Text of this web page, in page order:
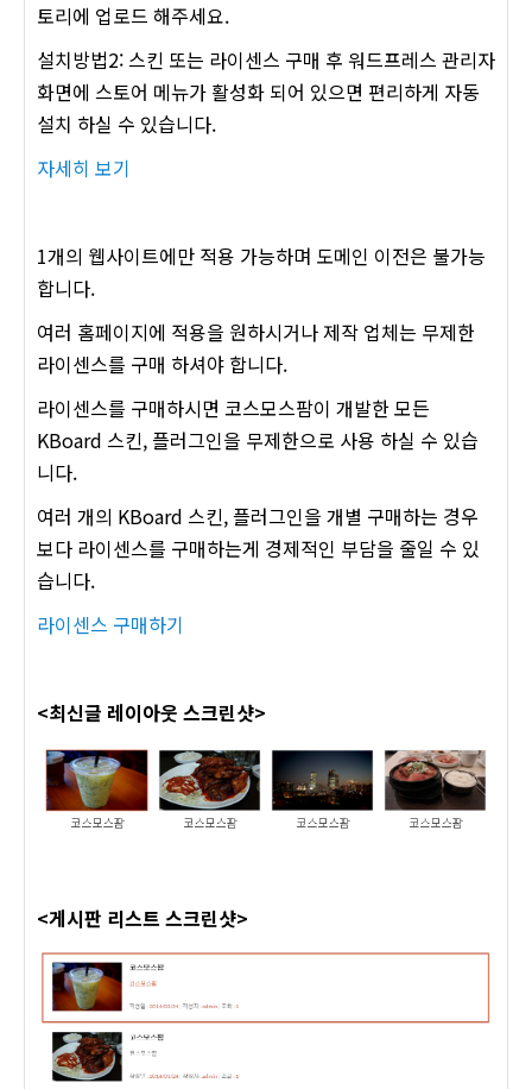
토리에 업로드 해주세요.
설치방법2: 스킨 또는 라이센스 구매 후 워드프레스 관리자
화면에 스토어 메뉴가 활성화 되어 있으면 편리하게 자동
설치 하실 수 있습니다.
자세히 보기
1개의 웹사이트에만 적용 가능하며 도메인 이전은 불가능
합니다.
여러 홈페이지에 적용을 원하시거나 제작 업체는 무제한
라이센스를 구매 하셔야 합니다.
라이센스를 구매하시면 코스모스팜이 개발한 모든
KBoard 스킨, 플러그인을 무제한으로 사용 하실 수 있습
니다.
여러 개의 KBoard 스킨, 플러그인을 개별 구매하는 경우
보다 라이센스를 구매하는게 경제적인 부담을 줄일 수 있
습니다.
라이센스 구매하기
<최신글 레이아웃 스크린샷>
<게시판 리스트 스크린샷>